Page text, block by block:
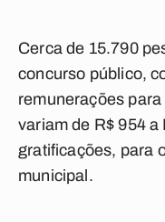
Cerca de 15.790
concurso público,
remunerações
variam de R$ 954 a
gratificações, para
municipal.